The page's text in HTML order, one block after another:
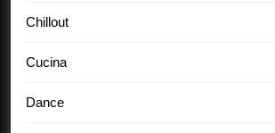
Chillout
Cucina
Dance